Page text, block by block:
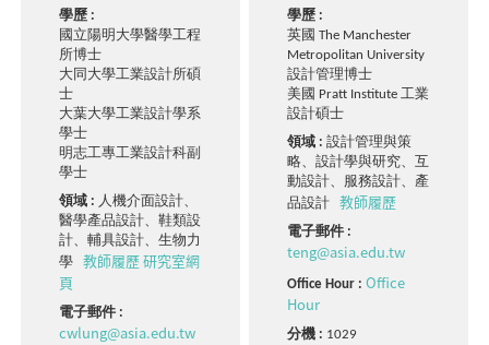
學歷 :
國立陽明大學醫學工程
所博士
大同大學工業設計所碩
士
大葉大學工業設計學系
學士
明志工專工業設計科副
學士
領域 : 人機介面設計、
醫學產品設計、鞋類設
計、輔具設計、生物力
學教師履歷研究室網
頁
電子郵件 :
cwlung@asia.edu.tw
學歷 :
英國 The Manchester
Metropolitan University
設計管理博士
美國 Pratt Institute 工業
設計碩士
領域 :設計管理與策
略、設計學與研究、互
動設計、服務設計、產
品設計教師履歷
電子郵件 :
teng@asia.edu.tw
Office Hour :Office
Hour
分機 : 1029